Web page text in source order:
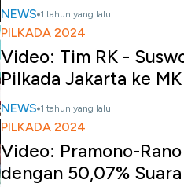
NEWS 1 tahun yang lalu
PILKADA 2024
Video: Tim RK -
Pilkada Jakarta ke MK
NEWS 1 tahun yang lalu
PILKADA 2024
Video: Pramono-
dengan 50,07% Suara